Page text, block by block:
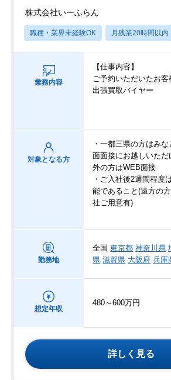
株式会社いーふらん
職種・業界未経験OK 月残業20時間以内
業務内容
【仕事内容】
ご予約いただいたお
出張買取バイヤー
対象となる方
・一都三県の方はみ
面面接にお越しいた
外の方はWEB面接
・ご入社後2週間程度
能であること(遠方の
社ご用意有)
勤務地
全国東京都 神奈川県
県 滋賀県 大阪府 兵庫
想定年収
480～600万円
詳しく見る